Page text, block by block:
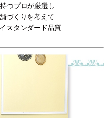
つプロが厳選し
づくりを考えて
スタンダード品質